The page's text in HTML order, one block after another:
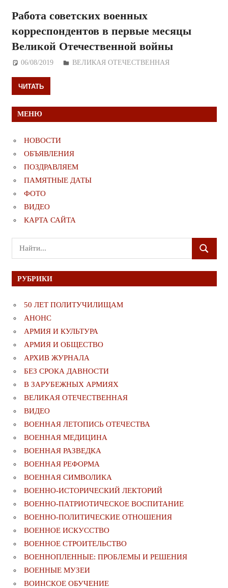
Работа советских военных
корреспондентов в первые месяцы
Великой Отечественной войны
06/08/2019 Дежурный по Редакции
ВЕЛИКАЯ ОТЕЧЕСТВЕННАЯ
ЧИТАТЬ
МЕНЮ
НОВОСТИ
ОБЪЯВЛЕНИЯ
ПОЗДРАВЛЯЕМ
ПАМЯТНЫЕ ДАТЫ
ФОТО
ВИДЕО
КАРТА САЙТА
Поиск
для:
ПОИСК
РУБРИКИ
50 ЛЕТ ПОЛИТУЧИЛИЩАМ
АНОНС
АРМИЯ И КУЛЬТУРА
АРМИЯ И ОБЩЕСТВО
АРХИВ ЖУРНАЛА
БЕЗ СРОКА ДАВНОСТИ
В ЗАРУБЕЖНЫХ АРМИЯХ
ВЕЛИКАЯ ОТЕЧЕСТВЕННАЯ
ВИДЕО
ВОЕННАЯ ЛЕТОПИСЬ ОТЕЧЕСТВА
ВОЕННАЯ МЕДИЦИНА
ВОЕННАЯ РАЗВЕДКА
ВОЕННАЯ РЕФОРМА
ВОЕННАЯ СИМВОЛИКА
ВОЕННО-ИСТОРИЧЕСКИЙ ЛЕКТОРИЙ
ВОЕННО-ПАТРИОТИЧЕСКОЕ ВОСПИТАНИЕ
ВОЕННО-ПОЛИТИЧЕСКИE ОТНОШЕНИЯ
ВОЕННОЕ ИСКУССТВО
ВОЕННОЕ СТРОИТЕЛЬСТВО
ВОЕННОПЛЕННЫЕ: ПРОБЛЕМЫ И РЕШЕНИЯ
ВОЕННЫЕ МУЗЕИ
ВОИНСКОЕ ОБУЧЕНИЕ